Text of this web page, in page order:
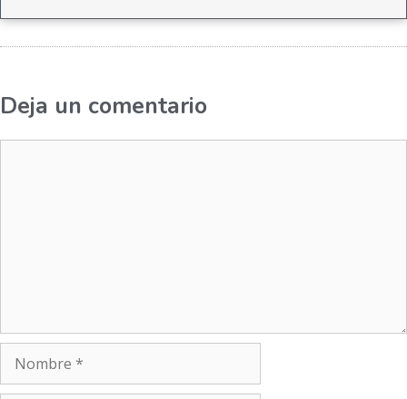
Deja un comentario